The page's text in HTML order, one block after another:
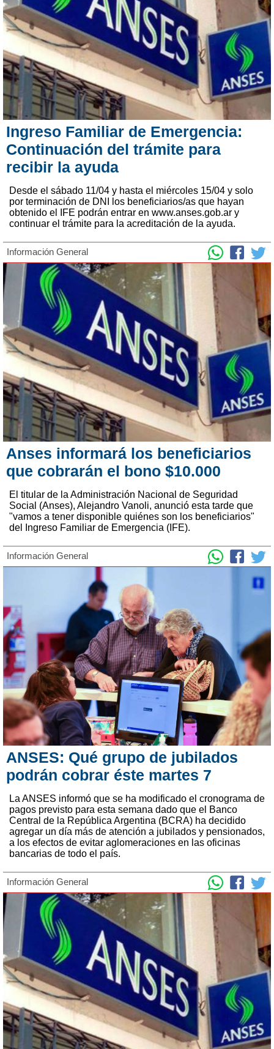
Ingreso Familiar de Emergencia:
Continuación del trámite para
recibir la ayuda
Desde el sábado 11/04 y hasta el miércoles 15/04 y solo
por terminación de DNI los beneficiarios/as que hayan
obtenido el IFE podrán entrar en www.anses.gob.ar y
continuar el trámite para la acreditación de la ayuda.
Información General
Anses informará los beneficiarios
que cobrarán el bono $10.000
El titular de la Administración Nacional de Seguridad
Social (Anses), Alejandro Vanoli, anunció esta tarde que
"vamos a tener disponible quiénes son los beneficiarios"
del Ingreso Familiar de Emergencia (IFE).
Información General
ANSES: Qué grupo de jubilados
podrán cobrar éste martes 7
La ANSES informó que se ha modificado el cronograma de
pagos previsto para esta semana dado que el Banco
Central de la República Argentina (BCRA) ha decidido
agregar un día más de atención a jubilados y pensionados,
a los efectos de evitar aglomeraciones en las oficinas
bancarias de todo el país.
Información General